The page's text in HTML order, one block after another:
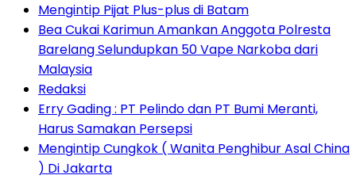
Mengintip Pijat Plus-plus di Batam
Bea Cukai Karimun Amankan Anggota Polresta
Barelang Selundupkan 50 Vape Narkoba dari
Malaysia
Redaksi
Erry Gading : PT Pelindo dan PT Bumi Meranti,
Harus Samakan Persepsi
Mengintip Cungkok ( Wanita Penghibur Asal China
) Di Jakarta